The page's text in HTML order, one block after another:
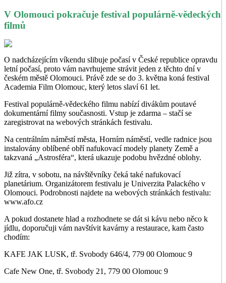
V Olomouci pokračuje festival populárně-vědeckých
filmů
O nadcházejícím víkendu slibuje počasí v České republice opravdu
letní počasí, proto vám navrhujeme strávit jeden z těchto dní v
českém městě Olomouci. Právě zde se do 3. května koná festival
Academia Film Olomouc, který letos slaví 61 let.
Festival populárně-vědeckého filmu nabízí divákům poutavé
dokumentární filmy současnosti. Vstup je zdarma – stačí se
zaregistrovat na webových stránkách festivalu.
Na centrálním náměstí města, Horním náměstí, vedle radnice jsou
instalovány oblíbené obří nafukovací modely planety Země a
takzvaná „Astrosféra“, která ukazuje podobu hvězdné oblohy.
Již zítra, v sobotu, na návštěvníky čeká také nafukovací
planetárium. Organizátorem festivalu je Univerzita Palackého v
Olomouci. Podrobnosti najdete na webových stránkách festivalu:
www.afo.cz
A pokud dostanete hlad a rozhodnete se dát si kávu nebo něco k
jídlu, doporučuji vám navštívit kavárny a restaurace, kam často
chodím:
KAFE JAK LUSK, tř. Svobody 646/4, 779 00 Olomouc 9
Cafe New One, tř. Svobody 21, 779 00 Olomouc 9